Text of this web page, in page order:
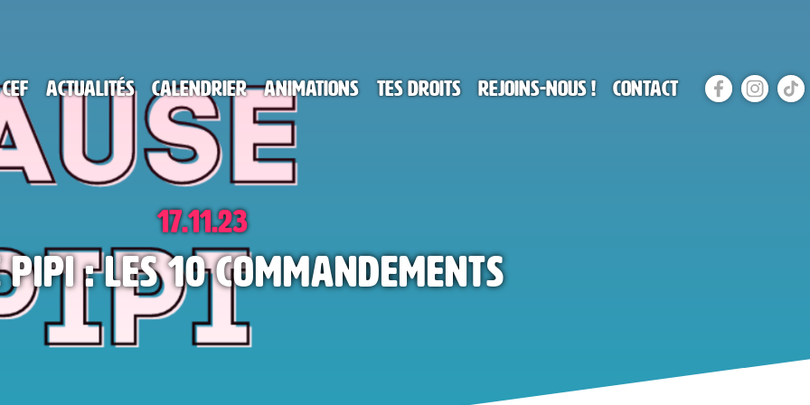
Actualités Calendrier Animations Tes droits Rejoins-nous ! Contact
17.11.23
Pipi : les 10 commandements